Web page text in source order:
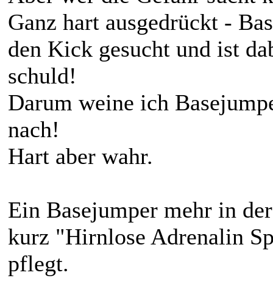
Ganz hart ausgedrückt -
den Kick gesucht und ist
schuld!
Darum weine ich
nach!
Hart aber wahr.
Ein Basejumper mehr in
kurz "Hirnlose Adrenalin
pflegt.